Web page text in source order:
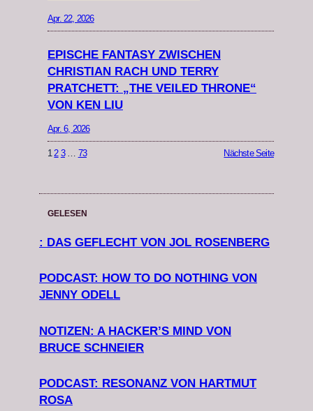
Apr. 22, 2026
EPISCHE FANTASY ZWISCHEN
CHRISTIAN RACH UND TERRY
PRATCHETT: „THE VEILED THRONE“
VON KEN LIU
Apr. 6, 2026
1 2 3 … 73 Nächste Seite
GELESEN
: DAS GEFLECHT VON JOL ROSENBERG
PODCAST: HOW TO DO NOTHING VON
JENNY ODELL
NOTIZEN: A HACKER’S MIND VON
BRUCE SCHNEIER
PODCAST: RESONANZ VON HARTMUT
ROSA